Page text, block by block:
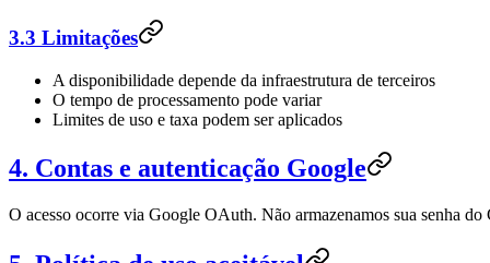
3.3 Limitações
A disponibilidade depende da infraestrutura de terceiros
O tempo de processamento pode variar
Limites de uso e taxa podem ser aplicados
4. Contas e autenticação Google
O acesso ocorre via Google OAuth. Não armazenamos sua senha do